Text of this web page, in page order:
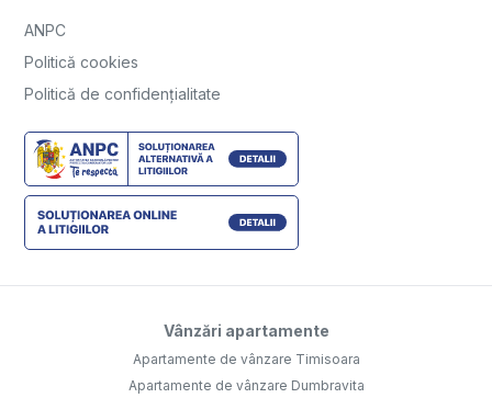
ANPC
Politică cookies
Politică de confidențialitate
Vânzări apartamente
Apartamente de vânzare Timisoara
Apartamente de vânzare Dumbravita